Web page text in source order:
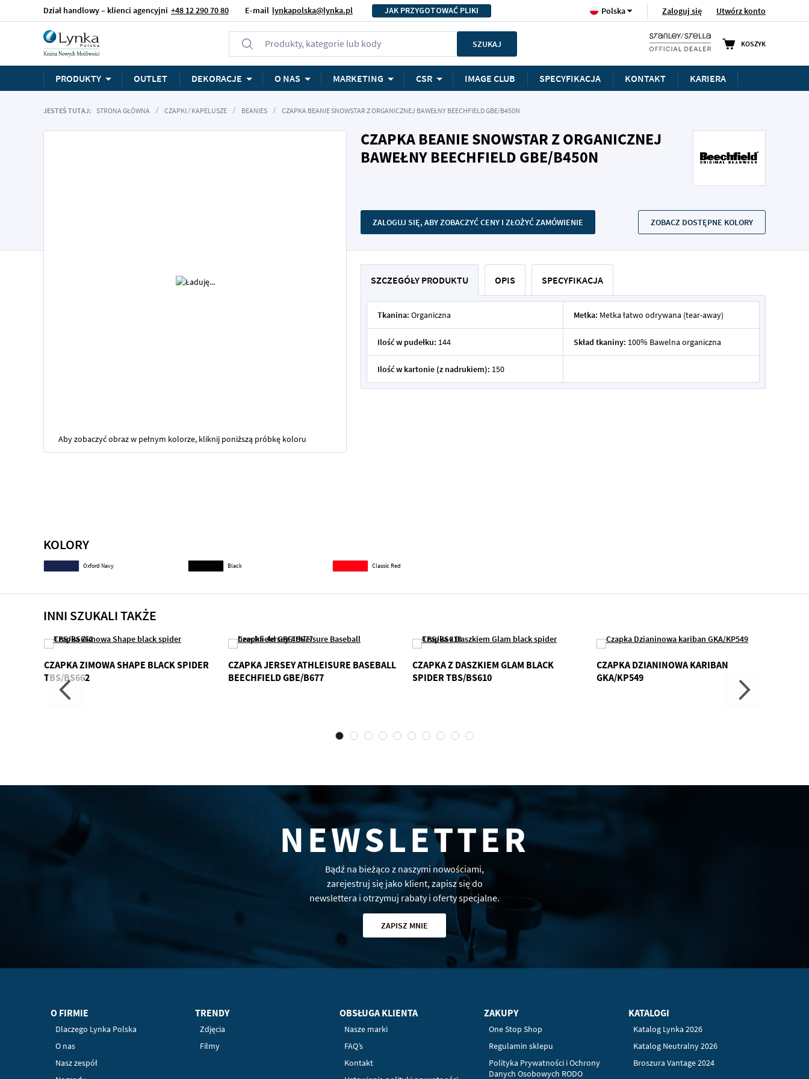
Dział handlowy – klienci agencyjni +48 12 290 70 80 E-mail lynkapolska@lynka.pl JAK PRZYGOTOWAĆ PLIKI Zaloguj się Utwórz konto
Polska
KOSZYK
Produkty, kategorie lub kody SZUKAJ
PRODUKTY OUTLET DEKORACJE O NAS MARKETING CSR IMAGE CLUB SPECYFIKACJA KONTAKT KARIERA
JESTEŚ TUTAJ: STRONA GŁÓWNA CZAPKI / KAPELUSZE BEANIES CZAPKA BEANIE SNOWSTAR Z ORGANICZNEJ BAWEŁNY BEECHFIELD GBE/B450N
CZAPKA BEANIE SNOWSTAR Z ORGANICZNEJ
BAWEŁNY BEECHFIELD GBE/B450N
ZALOGUJ SIĘ, ABY ZOBACZYĆ CENY I ZŁOŻYĆ ZAMÓWIENIE ZOBACZ DOSTĘPNE KOLORY
Aby zobaczyć obraz w pełnym kolorze, kliknij poniższą próbkę koloru
SZCZEGÓŁY PRODUKTU
Tkanina: Organiczna Metka: Metka łatwo odrywana (tear-away)
Ilość w pudełku: 144 Skład tkaniny: 100% Bawelna organiczna
Ilość w kartonie (z nadrukiem): 150
OPIS SPECYFIKACJA
KOLORY
Oxford Navy Black Classic Red
INNI SZUKALI TAKŻE
CZAPKA ZIMOWA SHAPE BLACK SPIDER
TBS/BS662
CZAPKA JERSEY ATHLEISURE BASEBALL
BEECHFIELD GBE/B677
CZAPKA Z DASZKIEM GLAM BLACK
SPIDER TBS/BS610
CZAPKA DZIANINOWA KARIBAN
GKA/KP549
NEWSLETTER
Bądź na bieżąco z naszymi nowościami,
zarejestruj się jako klient, zapisz się do
newslettera i otrzymuj rabaty i oferty specjalne.
ZAPISZ MNIE
O FIRMIE
Dlaczego Lynka Polska
O nas
Nasz zespół
TRENDY
Zdjęcia
Filmy
OBSŁUGA KLIENTA
Nasze marki
FAQ’s
Kontakt
ZAKUPY
One Stop Shop
Regulamin sklepu
Polityka Prywatności i Ochrony
Danych Osobowych RODO
KATALOGI
Katalog Lynka 2026
Katalog Neutralny 2026
Broszura Vantage 2024